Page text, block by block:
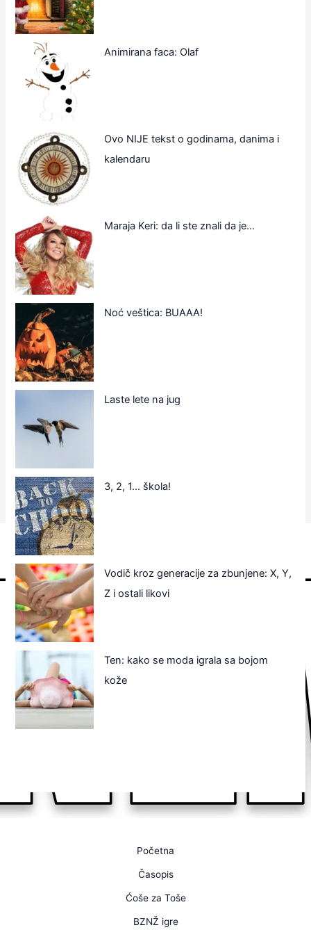
Animirana faca: Olaf
Ovo NIJE tekst o godinama, danima i
kalendaru
Maraja Keri: da li ste znali da je…
Noć veštica: BUAAA!
Laste lete na jug
3, 2, 1… škola!
Vodič kroz generacije za zbunjene: X, Y,
Z i ostali likovi
Ten: kako se moda igrala sa bojom
kože
Početna
Časopis
Ćoše za Toše
BZNŽ igre